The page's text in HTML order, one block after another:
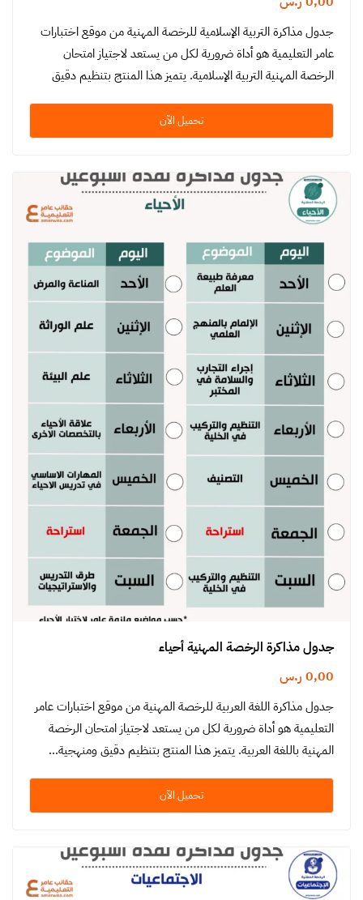
جدول مذاكرة التربية الإسلامية للرخصة المهنية من موقع اختبارات
عامر التعليمية هو أداة ضرورية لكل من يستعد لاجتياز امتحان
الرخصة المهنية التربية الإسلامية. يتميز هذا المنتج بتنظيم دقيق
تحميل الآن
جدول مذاكرة الرخصة المهنية أحياء
0,00 ر.س
جدول مذاكرة اللغة العربية للرخصة المهنية من موقع اختبارات عامر
التعليمية هو أداة ضرورية لكل من يستعد لاجتياز امتحان الرخصة
المهنية باللغة العربية. يتميز هذا المنتج بتنظيم دقيق ومنهجية…
تحميل الآن